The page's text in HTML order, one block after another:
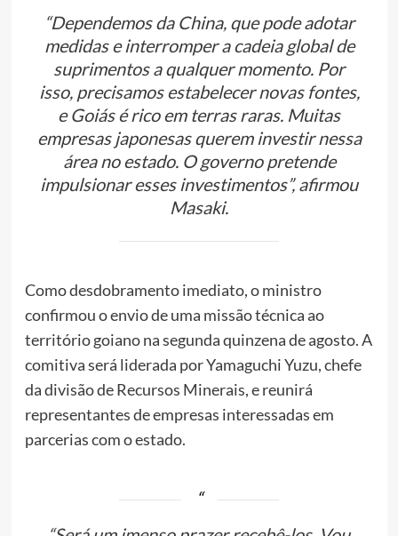
“Dependemos da China, que pode adotar
medidas e interromper a cadeia global de
suprimentos a qualquer momento. Por
isso, precisamos estabelecer novas fontes,
e Goiás é rico em terras raras. Muitas
empresas japonesas querem investir nessa
área no estado. O governo pretende
impulsionar esses investimentos”, afirmou
Masaki.
Como desdobramento imediato, o ministro
confirmou o envio de uma missão técnica ao
território goiano na segunda quinzena de agosto. A
comitiva será liderada por Yamaguchi Yuzu, chefe
da divisão de Recursos Minerais, e reunirá
representantes de empresas interessadas em
parcerias com o estado.